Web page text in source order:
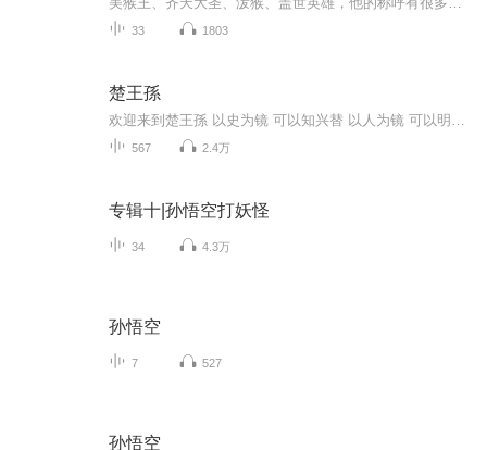
33 1803
楚王孫
567 2.4万
专辑十|孙悟空打妖怪
34 4.3万
孙悟空
7 527
孙悟空